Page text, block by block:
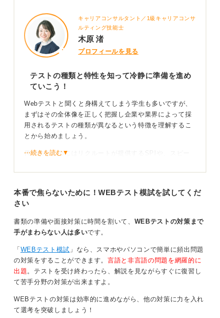
キャリアコンサルタント／1級キャリアコンサ
ルティング技能士
木原 渚
プロフィールを見る
テストの種類と特性を知って冷静に準備を進め
ていこう！
Webテストと聞くと身構えてしまう学生も多いですが、
まずはその全体像を正しく把握し企業や業界によって採
用されるテストの種類が異なるという特徴を理解するこ
とから始めましょう。
代表的なものにはリクルートが提供するSPIや、スピー
TGWebなどがあり、それぞれに出題傾向や解答のコツが
内容は言語理解や非言語（数理）、性格検査が中心とな
く、あなたの思考の傾向や基礎的な実務処理能力を見極
めるために実施されるものです。
自分に合った対策で自信を持って本番に臨もう
事前にどのテストが出されるかは募集要項や口コミサイ
対策本を一冊用意し、解法のパターンを身体に馴染ませ
ておくことが大切です。
⋯続きを読む▼
本番で焦らないために！WEBテスト模試を試してくだ
さい
書類の準備や面接対策に時間を割いて、 WEBテストの対策まで
手がまわらない人は多いです。
「 WEBテスト模試 」なら、スマホやパソコンで簡単に頻出問題
の対策をすることができます。言語と非言語の問題を網羅的に
出題。テストを受け終わったら、解説を見ながらすぐに復習し
て苦手分野の対策が出来ますよ。
WEBテストの対策は効率的に進めながら、他の対策に力を入れ
て選考を突破しましょう！